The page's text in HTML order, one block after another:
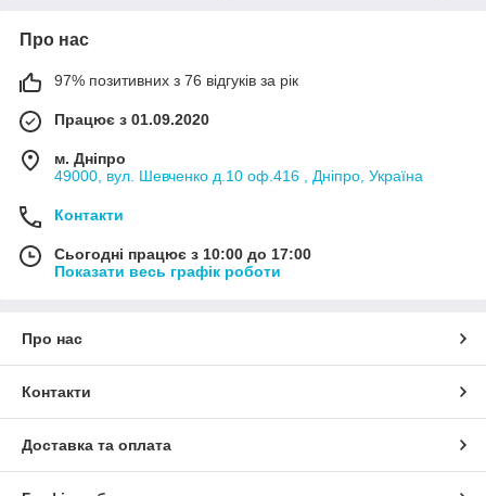
Про нас
97% позитивних з 76 відгуків за рік
Працює з 01.09.2020
м. Дніпро
49000, вул. Шевченко д.10 оф.416 , Дніпро, Україна
Контакти
Сьогодні працює з 10:00 до 17:00
Показати весь графік роботи
Про нас
Контакти
Доставка та оплата